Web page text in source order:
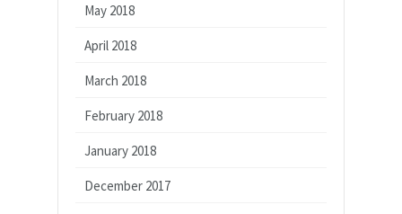
May 2018
April 2018
March 2018
February 2018
January 2018
December 2017